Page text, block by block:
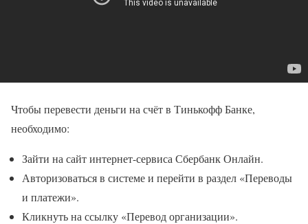
Чтобы перевести деньги на счёт в Тинькофф Банке,
необходимо:
Зайти на сайт интернет-сервиса Сбербанк Онлайн.
Авторизоваться в системе и перейти в раздел «Переводы
и платежи».
Кликнуть на ссылку «Перевод организации».